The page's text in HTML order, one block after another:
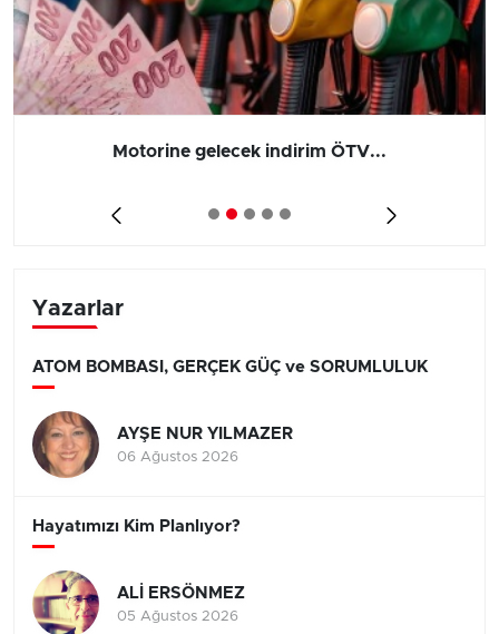
Motorine gelecek indirim ÖTV...
Yazarlar
ATOM BOMBASI, GERÇEK GÜÇ ve SORUMLULUK
AYŞE NUR YILMAZER
06 Ağustos 2026
Hayatımızı Kim Planlıyor?
ALİ ERSÖNMEZ
05 Ağustos 2026